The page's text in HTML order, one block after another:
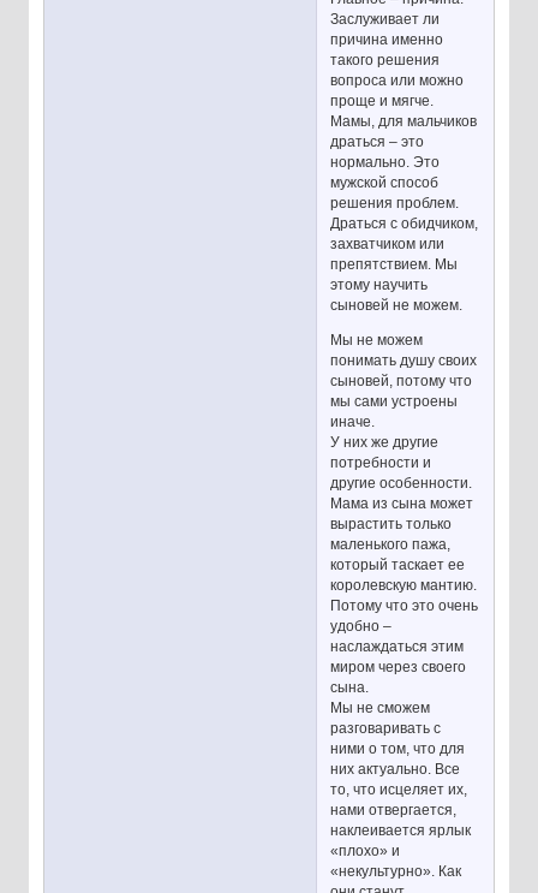
Заслуживает ли
причина именно
такого решения
вопроса или можно
проще и мягче.
Мамы, для мальчиков
драться – это
нормально. Это
мужской способ
решения проблем.
Драться с обидчиком,
захватчиком или
препятствием. Мы
этому научить
сыновей не можем.
Мы не можем
понимать душу своих
сыновей, потому что
мы сами устроены
иначе.
У них же другие
потребности и
другие особенности.
Мама из сына может
вырастить только
маленького пажа,
который таскает ее
королевскую мантию.
Потому что это очень
удобно –
наслаждаться этим
миром через своего
сына.
Мы не сможем
разговаривать с
ними о том, что для
них актуально. Все
то, что исцеляет их,
нами отвергается,
наклеивается ярлык
«плохо» и
«некультурно». Как